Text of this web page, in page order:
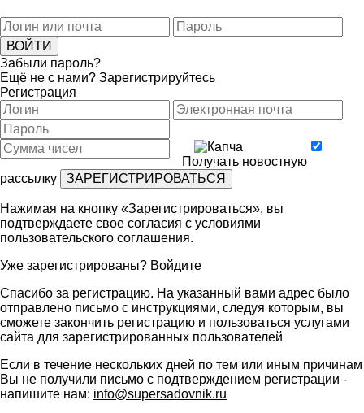
Забыли пароль?
Ещё не с нами? Зарегистрируйтесь
Регистрация
Получать новостную
рассылку
Нажимая на кнопку «Зарегистрироваться», вы
подтверждаете свое согласия с условиями
пользовательского соглашения.
Уже зарегистрированы? Войдите
Спасибо за регистрацию. На указанный вами адрес было
отправлено письмо с инструкциями, следуя которым, вы
сможете закончить регистрацию и пользоваться услугами
сайта для зарегистрированных пользователей
Если в течение нескольких дней по тем или иным причинам
Вы не получили письмо с подтверждением регистрации -
напишите нам: info@supersadovnik.ru